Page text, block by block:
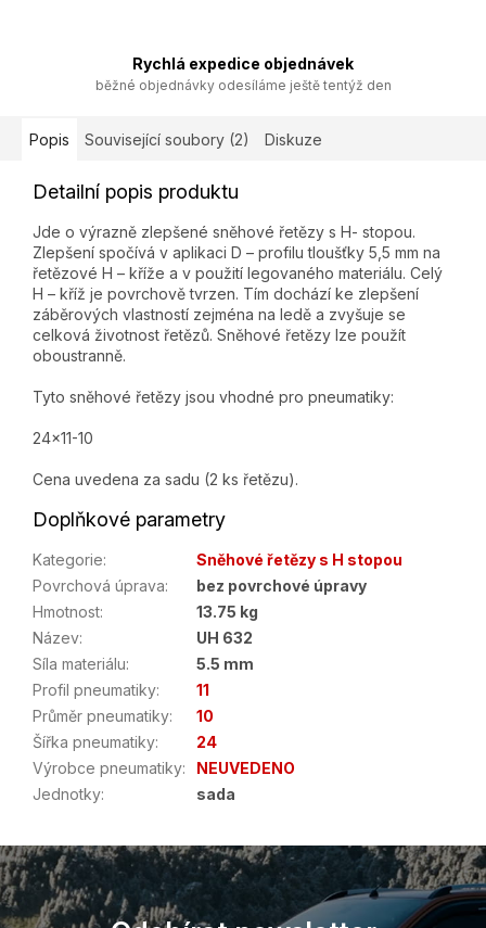
Rychlá expedice objednávek
běžné objednávky odesíláme ještě tentýž den
Popis Související soubory (2) Diskuze
Detailní popis produktu
Jde o výrazně zlepšené sněhové řetězy s H- stopou.
Zlepšení spočívá v aplikaci D – profilu tloušťky 5,5 mm na
řetězové H – kříže a v použití legovaného materiálu. Celý
H – kříž je povrchově tvrzen. Tím dochází ke zlepšení
záběrových vlastností zejména na ledě a zvyšuje se
celková životnost řetězů. Sněhové řetězy lze použít
oboustranně.
Tyto sněhové řetězy jsou vhodné pro pneumatiky:
24x11-10
Cena uvedena za sadu (2 ks řetězu).
Doplňkové parametry
Kategorie:
Sněhové řetězy s H stopou
Povrchová úprava:
bez povrchové úpravy
Hmotnost:
13.75 kg
Název:
UH 632
Síla materiálu:
5.5 mm
Profil pneumatiky:
11
Průměr pneumatiky:
10
Šířka pneumatiky:
24
Výrobce pneumatiky:
NEUVEDENO
Jednotky: sada
Z
á
p